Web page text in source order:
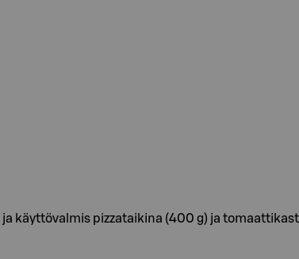
käyttövalmis pizzataikina (400 g) ja